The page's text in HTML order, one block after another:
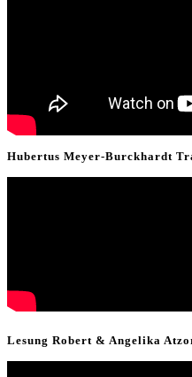
Hubertus Meyer-Burckhardt
Lesung Robert & Angelika